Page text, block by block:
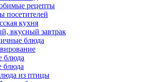
рецепты
посетителей
кухня
вкусный завтрак
блюда
блюда
блюда
из птицы